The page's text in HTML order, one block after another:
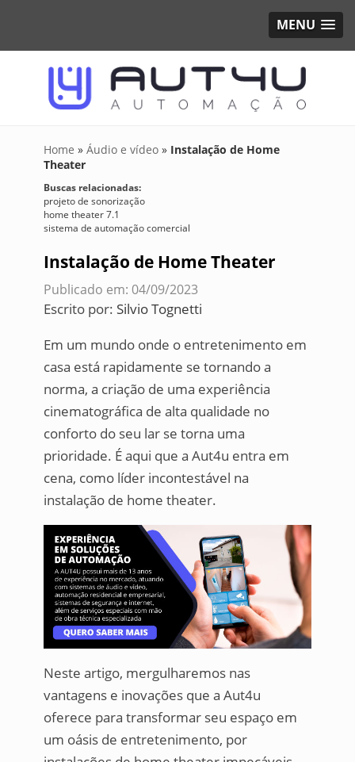
MENU
Home » Áudio e vídeo » Instalação de Home
Theater
Buscas relacionadas:
projeto de sonorização
home theater 7.1
sistema de automação comercial
Instalação de Home Theater
Publicado em: 04/09/2023
Escrito por: Silvio Tognetti
Em um mundo onde o entretenimento em
casa está rapidamente se tornando a
norma, a criação de uma experiência
cinematográfica de alta qualidade no
conforto do seu lar se torna uma
prioridade. É aqui que a Aut4u entra em
cena, como líder incontestável na
instalação de home theater.
Neste artigo, mergulharemos nas
vantagens e inovações que a Aut4u
oferece para transformar seu espaço em
um oásis de entretenimento, por